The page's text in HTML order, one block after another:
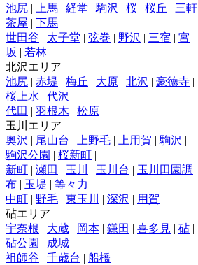
池尻 | 上馬 | 経堂 | 駒沢 | 桜 | 桜丘 | 三軒
茶屋 | 下馬 |
世田谷 | 太子堂 | 弦巻 | 野沢 | 三宿 | 宮
坂 | 若林
北沢エリア
池尻 | 赤堤 | 梅丘 | 大原 | 北沢 | 豪徳寺 |
桜上水 | 代沢 |
代田 | 羽根木 | 松原
玉川エリア
奥沢 | 尾山台 | 上野毛 | 上用賀 | 駒沢 |
駒沢公園 | 桜新町 |
新町 | 瀬田 | 玉川 | 玉川台 | 玉川田園調
布 | 玉堤 | 等々力 |
中町 | 野毛 | 東玉川 | 深沢 | 用賀
砧エリア
宇奈根 | 大蔵 | 岡本 | 鎌田 | 喜多見 | 砧 |
砧公園 | 成城 |
祖師谷 | 千歳台 | 船橋